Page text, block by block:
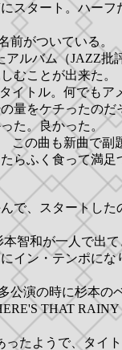
スタート。ハー
がついている。
アルバム（JAZZ
むことが出来た。
トル。何でもア
量をケチったの
た。良かった。
この曲も新曲で副
らふく食って満
で、スタートし
智和が一人で出て
イン・テンポに
公演の時に杉本の
THAT
たようで、タイ